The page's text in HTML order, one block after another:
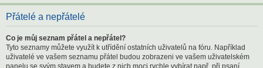
Přátelé a nepřátelé
Co je můj seznam přátel a nepřátel?
Tyto seznamy můžete využít k utřídění ostatních uživatelů na fóru. Například
uživatelé ve vašem seznamu přátel budou zobrazeni ve vašem uživatelském
panelu se svým stavem a budete z nich moci rychle vybírat např. při psaní